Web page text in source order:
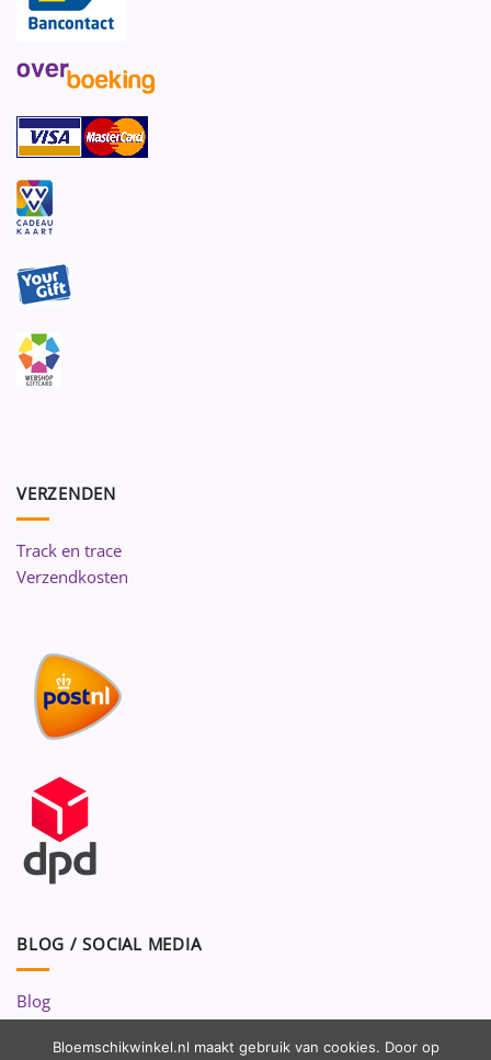
VERZENDEN
Track en trace
Verzendkosten
BLOG / SOCIAL MEDIA
Blog
Volg ons op:
Bloemschikwinkel.nl maakt gebruik van cookies. Door op